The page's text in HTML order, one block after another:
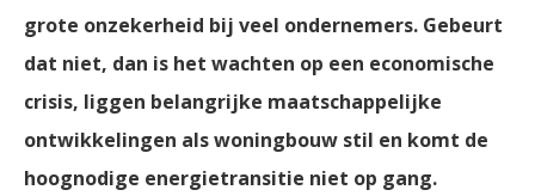
grote onzekerheid bij veel ondernemers. Gebeurt
dat niet, dan is het wachten op een economische
crisis, liggen belangrijke maatschappelijke
ontwikkelingen als woningbouw stil en komt de
hoognodige energietransitie niet op gang.